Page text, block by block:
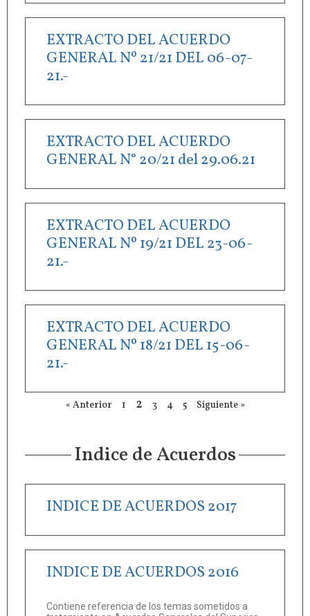
EXTRACTO DEL ACUERDO
GENERAL Nº 21/21 DEL 06-07-
21.-
EXTRACTO DEL ACUERDO
GENERAL N° 20/21 del 29.06.21
EXTRACTO DEL ACUERDO
GENERAL Nº 19/21 DEL 23-06-
21.-
EXTRACTO DEL ACUERDO
GENERAL Nº 18/21 DEL 15-06-
21.-
« Anterior 1 2 3 4 5 Siguiente »
Indice de Acuerdos
INDICE DE ACUERDOS 2017
INDICE DE ACUERDOS 2016
Contiene referencia de los temas sometidos a